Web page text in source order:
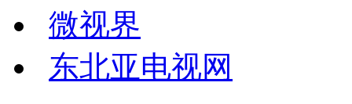
微视界
东北亚电视网